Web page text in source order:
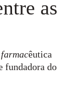
as
êutica
fundadora do